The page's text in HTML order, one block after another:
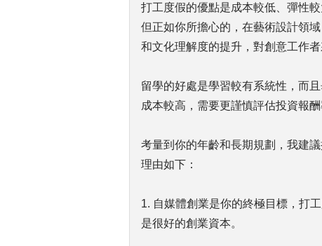
打工度假的優點是成本較低、彈性
但正如你所擔心的，在藝術設計領
和文化理解度的提升，對創意工作
留學的好處是學習較有系統性，而
成本較高，需要更謹慎評估投資報酬
考量到你的年齡和長期規劃，我建
理由如下：
1. 自媒體創業是你的終極目標，打
是很好的創業資本。